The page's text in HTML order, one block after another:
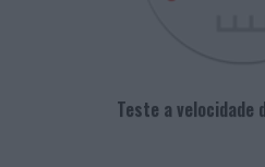
Teste a velocidade